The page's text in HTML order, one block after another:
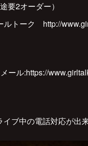
要2オーダー）
ルトーク http://
ール:https://
ブ中の電話対応が出